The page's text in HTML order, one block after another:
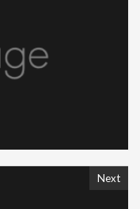
Next